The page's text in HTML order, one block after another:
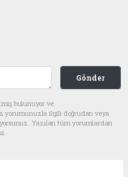
Gönder
bulunuyor ve
yorumunuzla ilgili doğrudan veya
Yazılan tüm yorumlardan